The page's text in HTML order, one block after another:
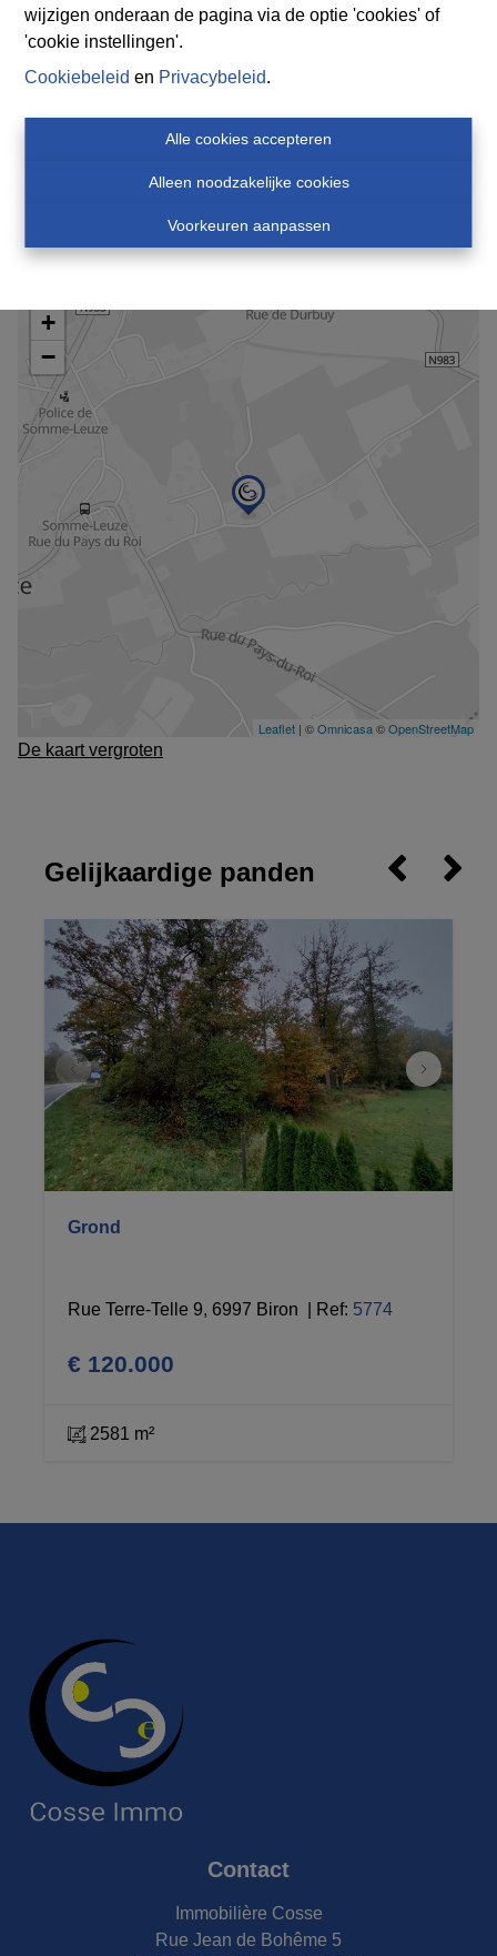
wijzigen onderaan de pagina via de optie 'cookies' of
'cookie instellingen'.
Cookiebeleid en Privacybeleid.
Alle cookies accepteren
Alleen noodzakelijke cookies
Voorkeuren aanpassen
G-score
Kaartweergave
De kaart vergroten
Gelijkaardige panden
Grond
Rue Terre-Telle 9, 6997 Biron Ref: 5774
€ 120.000
2581 m²
Contact
Immobilière Cosse
Rue Jean de Bohême 5